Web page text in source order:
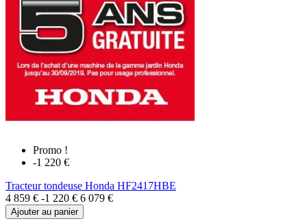
Promo !
-1 220 €
Tracteur tondeuse Honda HF2417HBE
4 859 € -1 220 € 6 079 €
Ajouter au panier